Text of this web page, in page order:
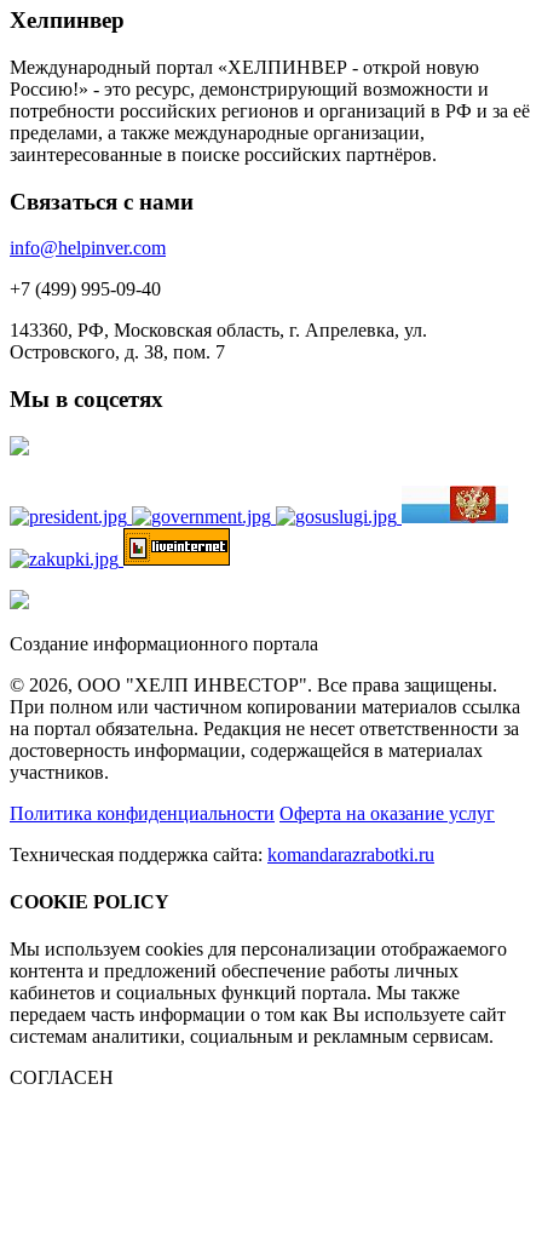
Хелпинвер
Международный портал «ХЕЛПИНВЕР - открой новую
Россию!» - это ресурс, демонстрирующий возможности и
потребности российских регионов и организаций в РФ и за её
пределами, а также международные организации,
заинтересованные в поиске российских партнёров.
Связаться с нами
info@helpinver.com
+7 (499) 995-09-40
143360, РФ, Московская область, г. Апрелевка, ул.
Островского, д. 38, пом. 7
Мы в соцсетях
Создание информационного портала
© 2026, ООО "ХЕЛП ИНВЕСТОР". Все права защищены.
При полном или частичном копировании материалов ссылка
на портал обязательна. Редакция не несет ответственности за
достоверность информации, содержащейся в материалах
участников.
Политика конфиденциальности Оферта на оказание услуг
Техническая поддержка сайта: komandarazrabotki.ru
COOKIE POLICY
Мы используем cookies для персонализации отображаемого
контента и предложений обеспечение работы личных
кабинетов и социальных функций портала. Мы также
передаем часть информации о том как Вы используете сайт
системам аналитики, социальным и рекламным сервисам.
СОГЛАСЕН